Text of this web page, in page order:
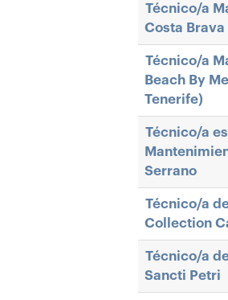
Técnico/a
Costa Brava
Técnico/a
Beach By
Tenerife)
Técnico/a
Serrano
Técnico/a
Collection
Técnico/a
Sancti Petri